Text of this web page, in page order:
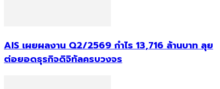
AIS เผยผลงาน Q2/2569 กำไร 13,716 ล้านบาท ลุย
ต่อยอดธุรกิจดิจิทัลครบวงจร